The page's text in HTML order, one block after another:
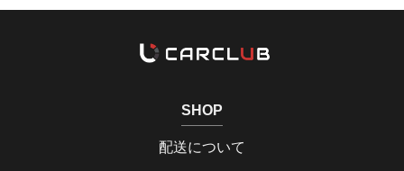
SHOP
配送について